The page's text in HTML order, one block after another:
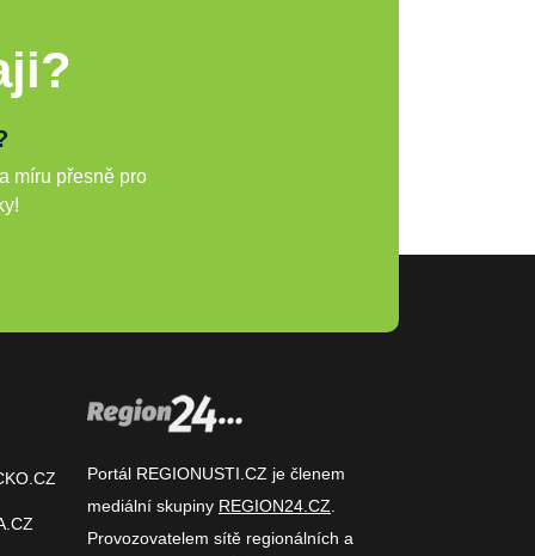
míru přesně pro
Portál REGIONUSTI.CZ je členem
mediální skupiny REGION24.CZ
Provozovatelem sítě regionálních a